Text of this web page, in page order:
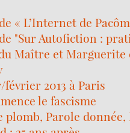
« L’Internet de
"Sur Autofiction :
Maître et Marguerite
2013 à Paris
le fascisme
plomb, Parole